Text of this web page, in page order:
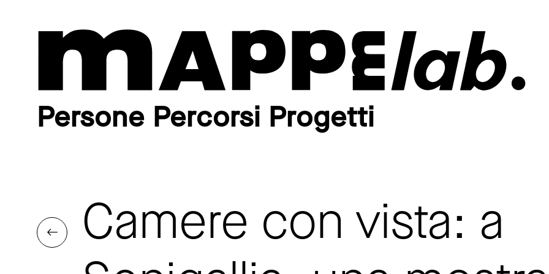
Persone Percorsi Progetti
Camere con vista: a